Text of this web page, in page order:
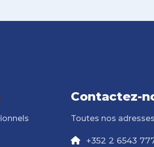
Contactez-
Toutes nos adresses
+352 2 6543